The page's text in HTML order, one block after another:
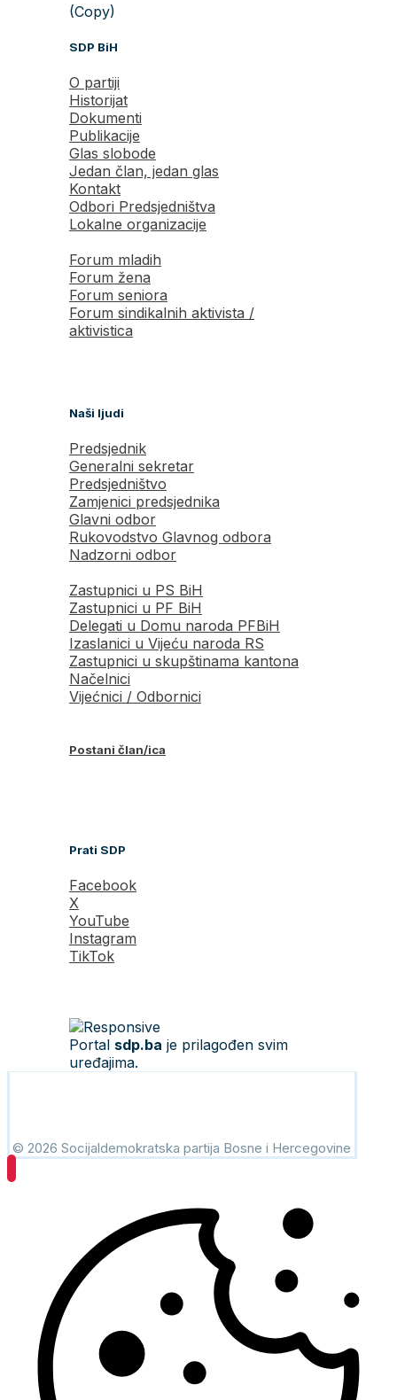
(Copy)
SDP BiH
O partiji
Historijat
Dokumenti
Publikacije
Glas slobode
Jedan član, jedan glas
Kontakt
Odbori Predsjedništva
Lokalne organizacije
Forum mladih
Forum žena
Forum seniora
Forum sindikalnih aktivista /
aktivistica
Naši ljudi
Predsjednik
Generalni sekretar
Predsjedništvo
Zamjenici predsjednika
Glavni odbor
Rukovodstvo Glavnog odbora
Nadzorni odbor
Zastupnici u PS BiH
Zastupnici u PF BiH
Delegati u Domu naroda PFBiH
Izaslanici u Vijeću naroda RS
Zastupnici u skupštinama kantona
Načelnici
Vijećnici / Odbornici
Postani član/ica
Prati SDP
Facebook
X
YouTube
Instagram
TikTok
Portal sdp.ba je prilagođen svim
uređajima.
© 2026 Socijaldemokratska partija Bosne i Hercegovine